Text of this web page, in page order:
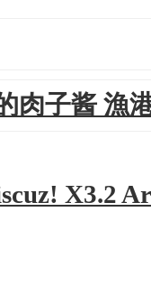
肉子酱 漁
X3.2